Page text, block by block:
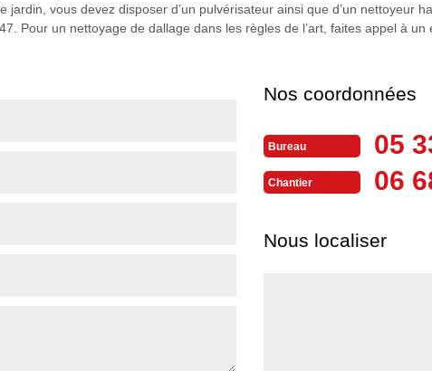
vous devez disposer d’un pulvérisateur ainsi que d’un nettoyeur
Pour un nettoyage de dallage dans les règles de l’art, faites appel à un
Nos coordonnées
Bureau 05
Chantier 06
Nous localiser